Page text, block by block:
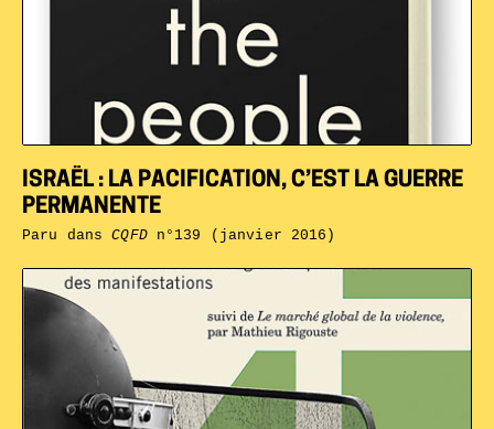
ISRAËL : LA PACIFICATION, C’EST LA GUERRE
PERMANENTE
Paru dansCQFDn°139 (janvier 2016)